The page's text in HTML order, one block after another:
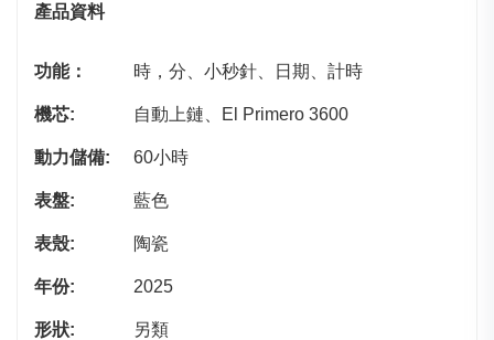
產品資料
功能： 時，分、小秒針、日期、計時
機芯: 自動上鏈、El Primero 3600
動力儲備: 60小時
表盤: 藍色
表殼: 陶瓷
年份: 2025
形狀: 另類